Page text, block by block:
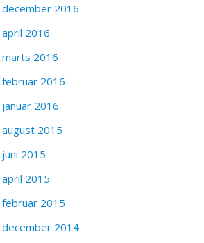
december 2016
april 2016
marts 2016
februar 2016
januar 2016
august 2015
juni 2015
april 2015
februar 2015
december 2014